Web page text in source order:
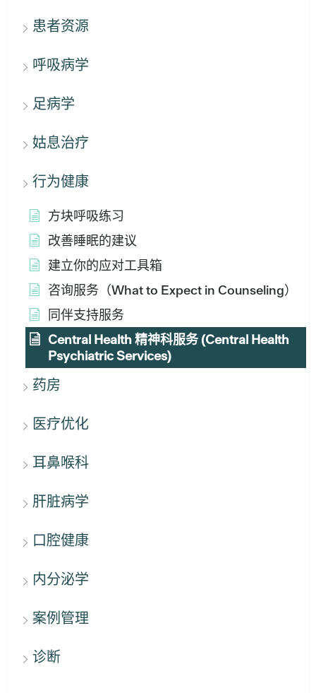
患者资源
呼吸病学
足病学
姑息治疗
行为健康
方块呼吸练习
改善睡眠的建议
建立你的应对工具箱
咨询服务（What to Expect in Counseling）
同伴支持服务
Central Health 精神科服务 (Central Health
Psychiatric Services)
药房
医疗优化
耳鼻喉科
肝脏病学
口腔健康
内分泌学
案例管理
诊断